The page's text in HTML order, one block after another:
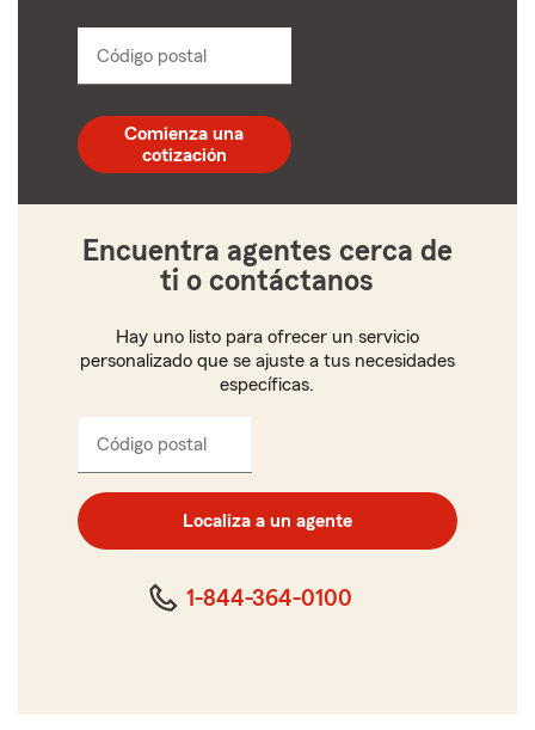
Código postal
postal
de
5
Comienza una
cotización
Encuentra agentes cerca de
ti o contáctanos
Hay uno listo para ofrecer un servicio
personalizado que se ajuste a tus necesidades
específicas.
Código postal
código
postal
de
cinco
Localiza a un agente
1-844-364-0100